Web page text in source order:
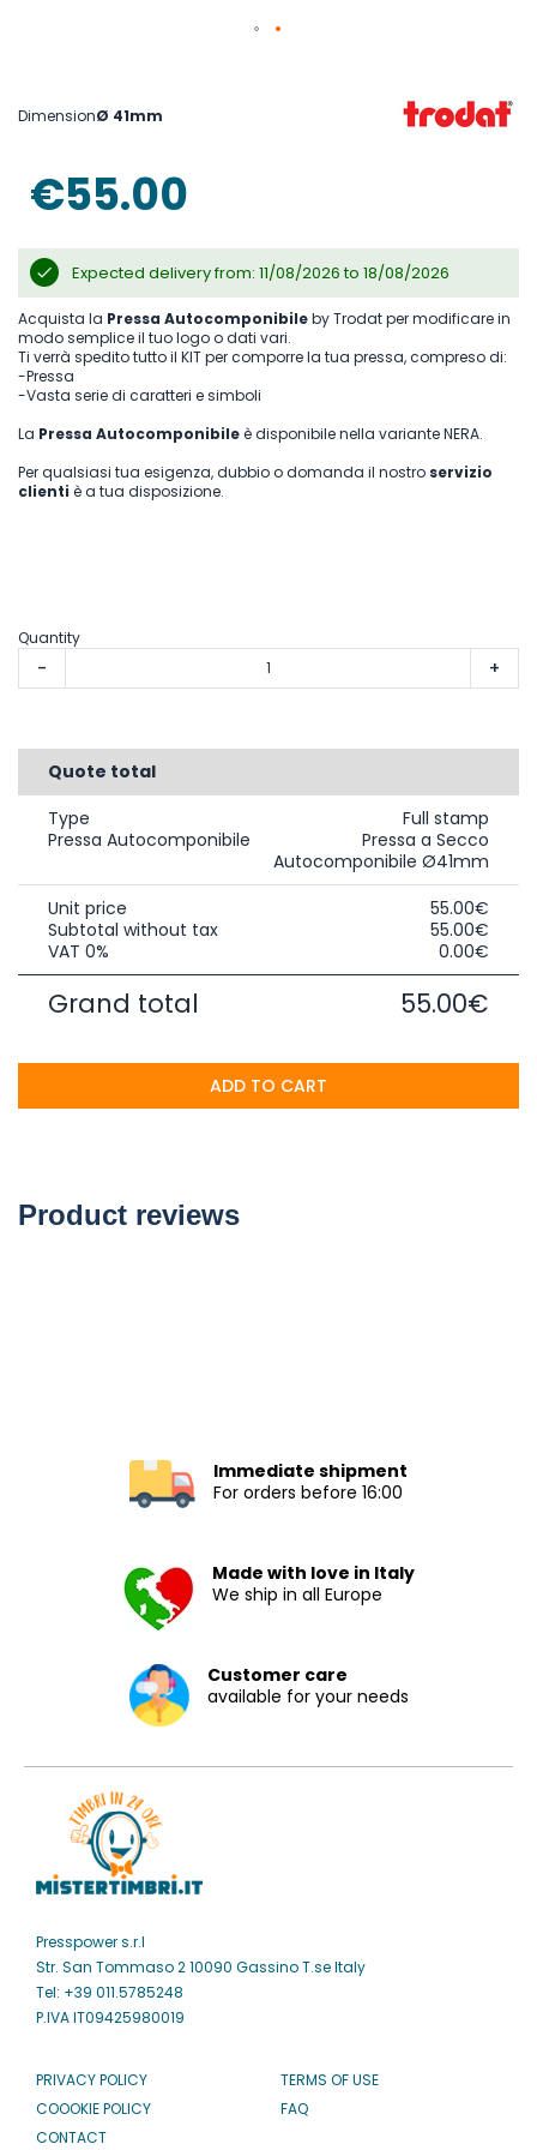
beginning
gallery
DimensionØ 41mm
€55.00
Expected delivery from: 11/08/2026 to 18/08/2026
Acquista la Pressa Autocomponibileby Trodat per modificare in
modo semplice il tuo logo o dati vari.
Ti verrà spedito tutto il KIT per comporre la tua pressa, compreso di:
-Pressa
-Vasta serie di caratteri e simboli
La Pressa Autocomponibileè disponibile nella variante NERA.
Per qualsiasi tua esigenza, dubbio o domanda il nostro servizio
clienti è a tua disposizione.
Product reviews
Quantity
- +
Quote total
Type
Full stamp
Pressa Autocomponibile
Pressa a Secco
Autocomponibile Ø41mm
Unit price
55.00€
Subtotal without tax
55.00€
VAT 0%
0.00€
Grand total 55.00€
ADD TO CART
Immediate shipment
For orders before 16:00
Made with love in Italy
We ship in all Europe
Customer care
available for your needs
Presspower s.r.l
Str. San Tommaso 2 10090 Gassino T.se Italy
Tel: +39 011.5785248
P.IVA IT09425980019
PRIVACY POLICY
COOOKIE POLICY
CONTACT
TERMS OF USE
FAQ